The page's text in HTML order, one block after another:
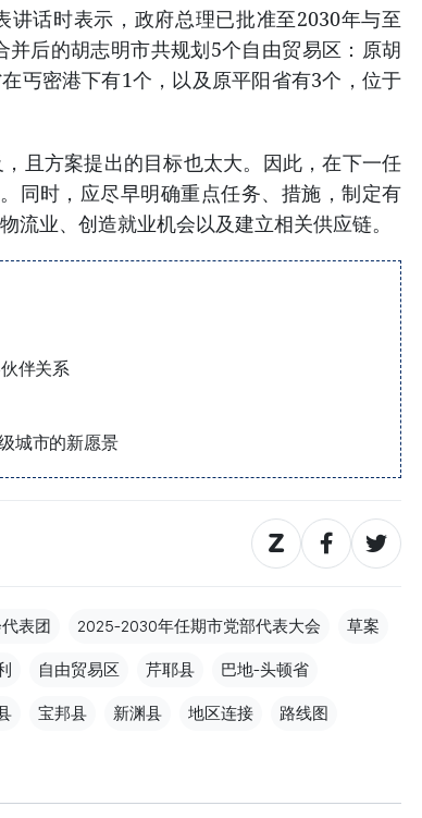
话时表示，政府总理已批准至2030年与至
后的胡志明市共规划5个自由贸易区：原胡
丐密港下有1个，以及原平阳省有3个，位于
且方案提出的目标也太大。因此，在下一任
同时，应尽早明确重点任务、措施，制定有
流业、创造就业机会以及建立相关供应链。
伴关系
城市的新愿景
表团 2025-2030年任期市党部代表大会 草案
自由贸易区 芹耶县 巴地-头顿省
宝邦县 新渊县 地区连接 路线图